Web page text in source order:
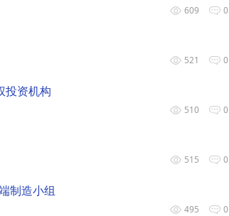
0
609
0
521
投资机构
0
510
0
515
制造小组
0
495